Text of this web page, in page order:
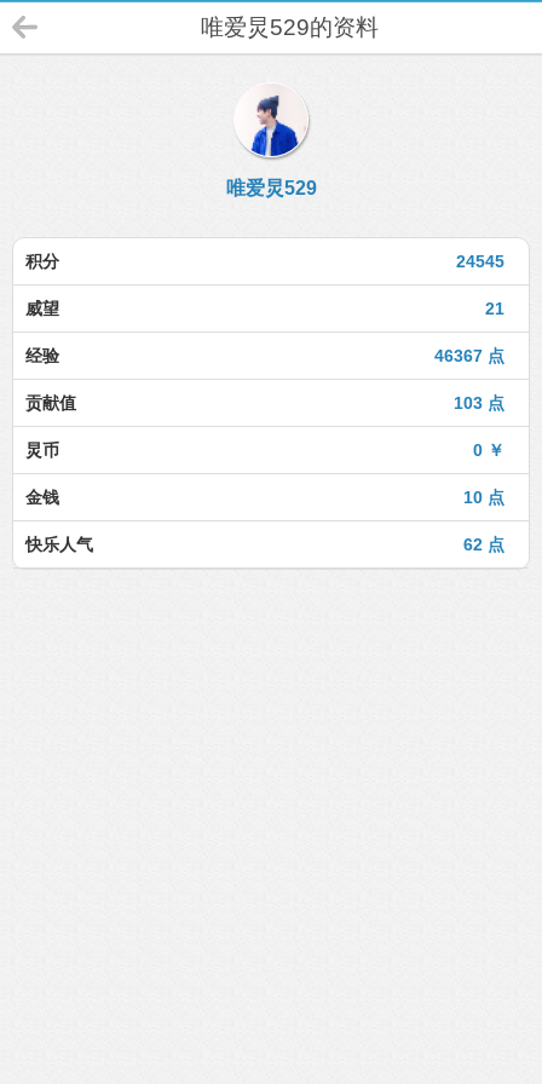
唯爱炅529的资料
唯爱炅529
24545
积分
21
威望
46367 点
经验
103 点
贡献值
0 ￥
炅币
10 点
金钱
62 点
快乐人气